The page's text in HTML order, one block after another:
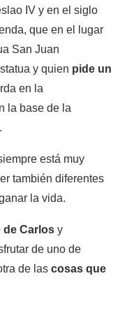
IV y en el siglo
que en el lugar
San Juan
y quien pide un
en la
la base de la
está muy
también diferentes
la vida.
de Carlos y
de uno de
de las cosas que